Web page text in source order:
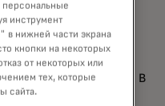
через несколько
соглашение с
на поставку чипов. В
получает опцию
персональные
инструмент
нижней части экрана
кнопки на некоторых
от некоторых или
тех, которые
сайта.